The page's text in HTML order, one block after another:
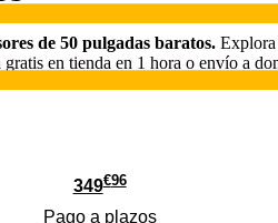
349€96
Pago a plazos
de 50 pulgadas baratos.
en tienda en 1 hora o envío a